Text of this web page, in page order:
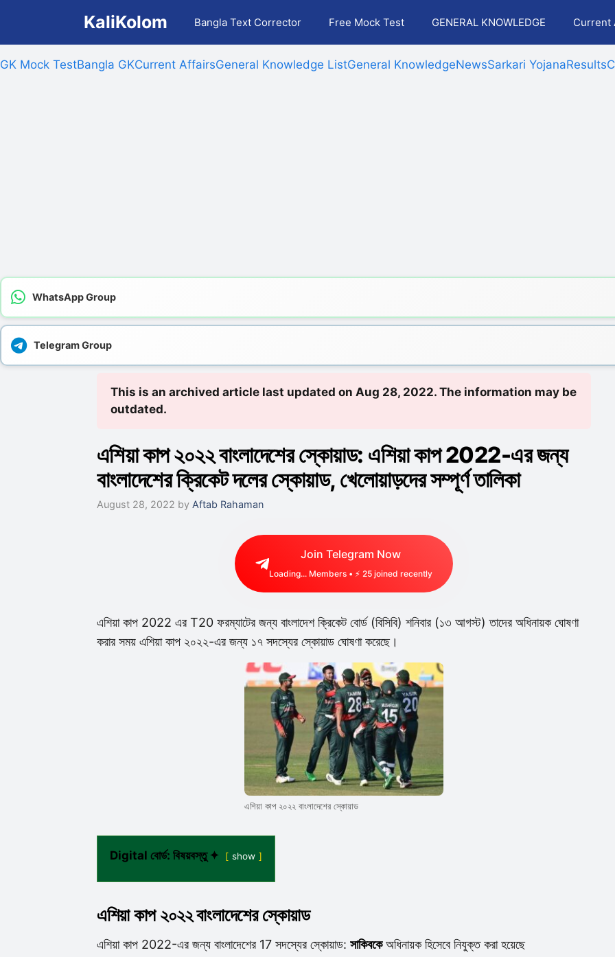
content
KaliKolom Bangla Text Corrector Free Mock Test GENERAL KNOWLEDGE Current
GK Mock TestBangla GKCurrent AffairsGeneral Knowledge ListGeneral KnowledgeNewsSarkari YojanaResults
WhatsApp Group
Telegram Group
This is an archived article last updated on Aug 28, 2022. The information may be
outdated.
এশিয়া কাপ ২০২২ বাংলাদেশের স্কোয়াড: এশিয়া কাপ 2022-এর জন্য
বাংলাদেশের ক্রিকেট দলের স্কোয়াড, খেলোয়াড়দের সম্পূর্ণ তালিকা
August 28, 2022 by Aftab Rahaman
Join Telegram Now
Loading... Members • ⚡ 25 joined recently
এশিয়া কাপ 2022 এর T20 ফরম্যাটের জন্য বাংলাদেশ ক্রিকেট বোর্ড (বিসিবি) শনিবার (১৩ আগস্ট) তাদের অধিনায়ক ঘোষণা
করার সময় এশিয়া কাপ ২০২২-এর জন্য ১৭ সদস্যের স্কোয়াড ঘোষণা করেছে।
এশিয়া কাপ ২০২২ বাংলাদেশের স্কোয়াড
Digital বোর্ড: বিষয়বস্তু ✦ show
এশিয়া কাপ ২০২২ বাংলাদেশের স্কোয়াড
এশিয়া কাপ 2022-এর জন্য বাংলাদেশের 17 সদস্যের স্কোয়াড: সাকিবকেঅধিনায়ক হিসেবে নিযুক্ত করা হয়েছে